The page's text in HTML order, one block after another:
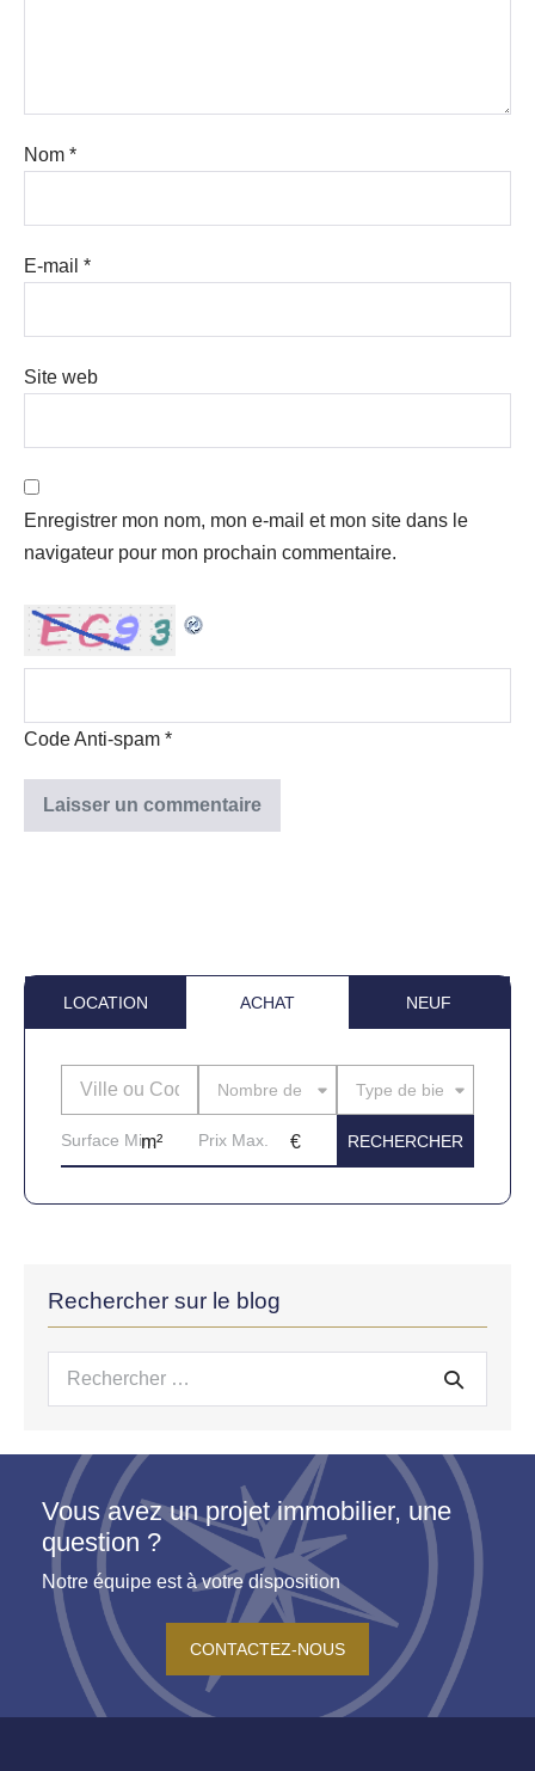
Nom *
E-mail *
Site web
Enregistrer mon nom, mon e-mail et mon site dans le
navigateur pour mon prochain commentaire.
Code Anti-spam *
LOCATION ACHAT NEUF
Nombre de piècesType de bien
Rechercher sur le blog
Recherche
Vous avez un projet immobilier, une
question ?
Notre équipe est à votre disposition
CONTACTEZ-NOUS